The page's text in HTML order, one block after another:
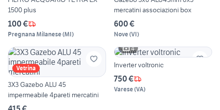
1500 plus
100 €
Pregnana Milanese(MI)
mercatini associazioni box
600 €
Nove(VI)
Vetrina
3X3 Gazebo ALU 45
impermeabile 4pareti mercatini
4
Inverter voltronic
750 €
Varese(VA)